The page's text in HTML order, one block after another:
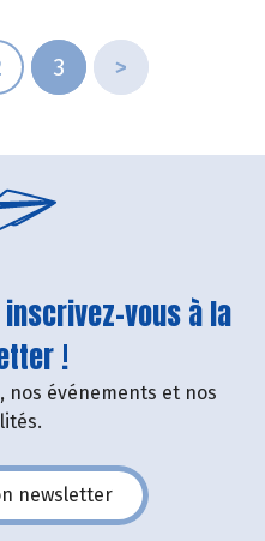
3 >
vous à la
!
nos événements et nos
newsletter